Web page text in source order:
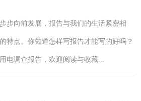
步向前发展，报告与我们的生活紧密相
特点。你知道怎样写报告才能写的好吗？
电调查报告，欢迎阅读与收藏...